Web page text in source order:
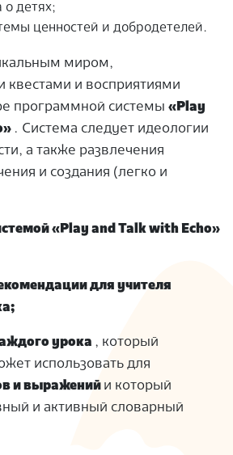
о детях;
ценностей и добродетелей.
миром,
квестами и восприятиями
программной системы «Play
. Система следует идеологии
а также развлечения
и создания (легко и
«Play and Talk with Echo»
для учителя
урока , который
использовать для
и выражений и который
и активный словарный